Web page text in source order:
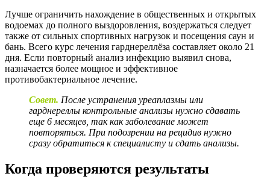
Лучше ограничить нахождение в общественных и открытых
водоемах до полного выздоровления, воздержаться следует
также от сильных спортивных нагрузок и посещения саун и
бань. Всего курс лечения гарднереллёза составляет около 21
дня. Если повторный анализ инфекцию выявил снова,
назначается более мощное и эффективное
противобактериальное лечение.
Совет. После устранения уреаплазмы или
гарднереллы контрольные анализы нужно сдавать
еще 6 месяцев, так как заболевание может
повторяться. При подозрении на рецидив нужно
сразу обратиться к специалисту и сдать анализы.
Когда проверяются результаты